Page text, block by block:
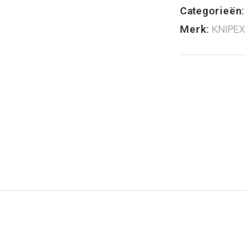
Categorieën:
Merk: KNIPEX